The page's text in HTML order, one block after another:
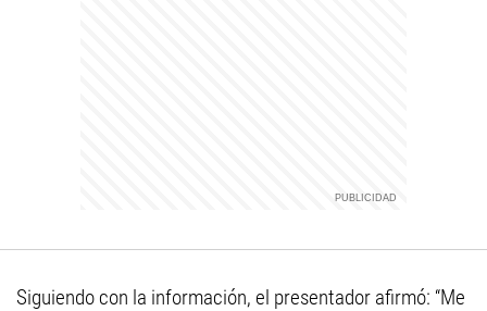
Siguiendo con la información, el presentador afirmó: “Me